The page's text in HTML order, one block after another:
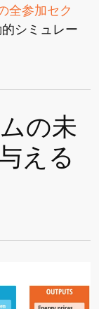
全参加セク
シミュレー
の未
える